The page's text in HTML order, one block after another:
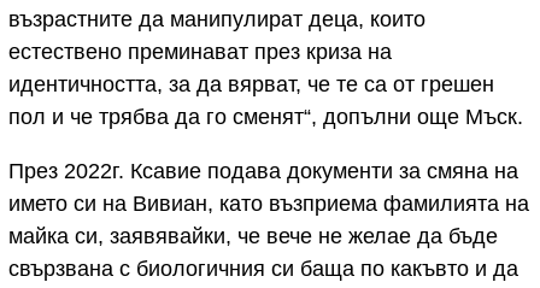
възрастните да манипулират деца, които
естествено преминават през криза на
идентичността, за да вярват, че те са от грешен
пол и че трябва да го сменят“, допълни още Мъск.
През 2022г. Ксавие подава документи за смяна на
името си на Вивиан, като възприема фамилията на
майка си, заявявайки, че вече не желае да бъде
свързвана с биологичния си баща по какъвто и да